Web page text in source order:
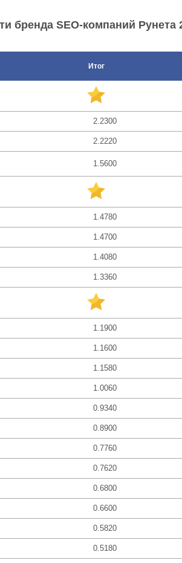
бренда SEO-компаний Рунета
Итог
2.2300
2.2220
1.5600
1.4780
1.4700
1.4080
1.3360
1.1900
1.1600
1.1580
1.0060
0.9340
0.8900
0.7760
0.7620
0.6800
0.6600
0.5820
0.5180